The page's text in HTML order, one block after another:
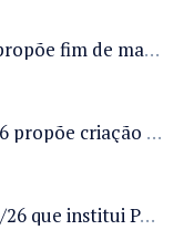
Projeto de Lei 1947/26 propõe fim de margens para cartão de crédito e consignado do INSS
Projeto de Lei 1955/2026 propõe criação de geração livre de fumo ao restringir venda de vapes a nascidos desde 1º de janeiro de 2009
Câmara analisa PL 1852/26 que institui Política Nacional de Gestão de Desempenho e Eficiência para servidores públicos